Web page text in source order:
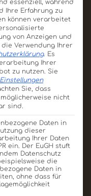
merken
DIN-Lang
essenziell, während
Ihre Erfahrung zu
können verarbeitet
von Anzeigen und
Verwendung Ihrer
. Es
Ihrer
zu nutzen. Sie
Einstellungen
Sie, dass
nicht
sind.
Daten in
dieser
Ihrer Daten
ein. Der EuGH stuft
Datenschutz
die
Daten in
ohne dass für